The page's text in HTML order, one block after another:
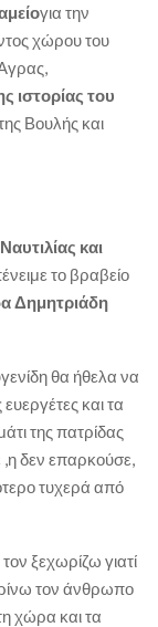
για την
χώρου του
ιστορίας του
Βουλής και
και
το βραβείο
Δημητριάδη
θα ήθελα να
και τα
της πατρίδας
,η δεν επαρκούσε,
τυχερά από
ξεχωρίζω γιατί
τον άνθρωπο
χώρα και τα